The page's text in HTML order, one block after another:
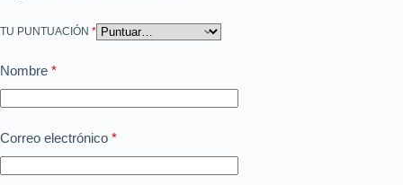
TU PUNTUACIÓN *
Nombre *
Correo electrónico *